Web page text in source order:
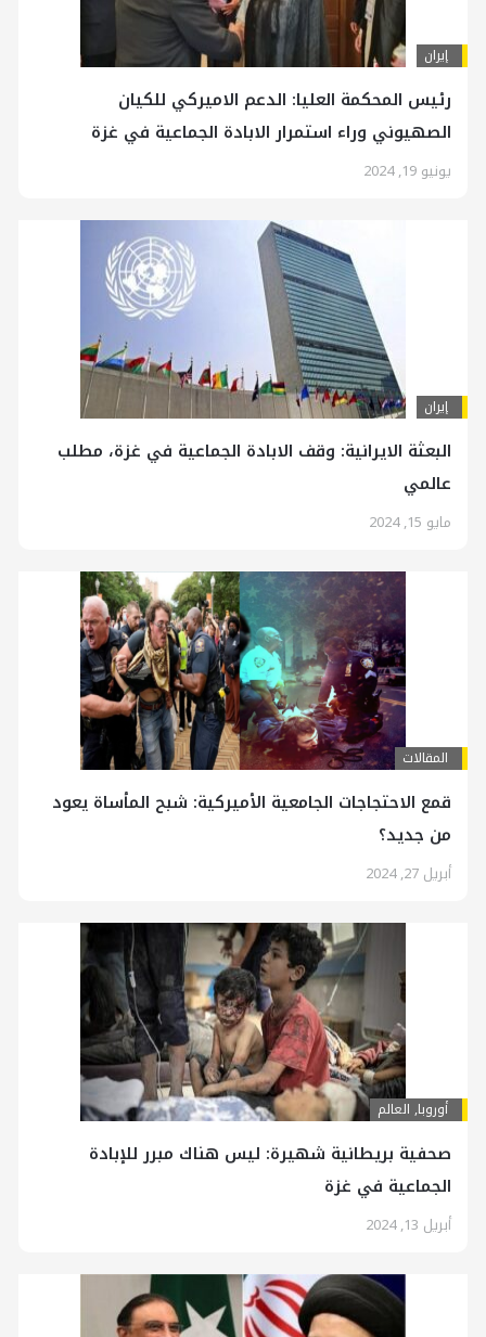
إيران
رئيس المحكمة العليا: الدعم الاميركي للكيان
الصهيوني وراء استمرار الابادة الجماعية في غزة
يونيو 19, 2024
إيران
البعثة الايرانية: وقف الابادة الجماعية في غزة، مطلب
عالمي
مايو 15, 2024
المقالات
قمع الاحتجاجات الجامعية الأميركية: شبح المأساة يعود
من جديد؟
أبريل 27, 2024
أوروبا, العالم
صحفية بريطانية شهيرة: ليس هناك مبرر للإبادة
الجماعية في غزة
أبريل 13, 2024